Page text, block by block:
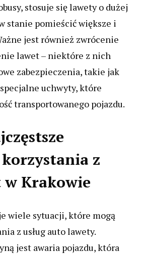
stosuje się lawety o dużej
stanie pomieścić większe i
jest również zwrócenie
lawet – niektóre z nich
zabezpieczenia, takie jak
uchwyty, które
transportowanego pojazdu.
z
Krakowie
wiele sytuacji, które mogą
z usług auto lawety.
jest awaria pojazdu, która